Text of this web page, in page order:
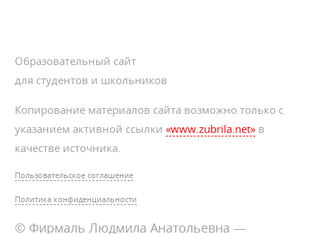
Образовательный сайт
для студентов и школьников
Копирование материалов сайта возможно только с
указанием активной ссылки«www.zubrila.net» в
качестве источника.
Пользовательское соглашение
Политика конфиденциальности
© Фирмаль Людмила Анатольевна —